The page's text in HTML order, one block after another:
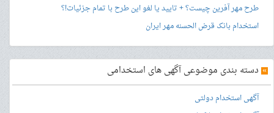
طرح مهر آفرین چیست؟ + تایید یا لغو این طرح با تمام جزئیات!؟
استخدام بانک قرض الحسنه مهر ایران
» دسته بندی موضوعی آگهی های استخدامی
آگهی استخدام دولتی